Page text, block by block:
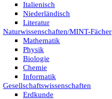
Italienisch
Niederländisch
Literatur
Naturwissenschaften/MINT-Fächer
Mathematik
Physik
Biologie
Chemie
Informatik
Gesellschaftswissenschaften
Erdkunde